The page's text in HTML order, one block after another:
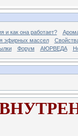
и как она работает?
эфирных массел
Форум АЮРВЕДА